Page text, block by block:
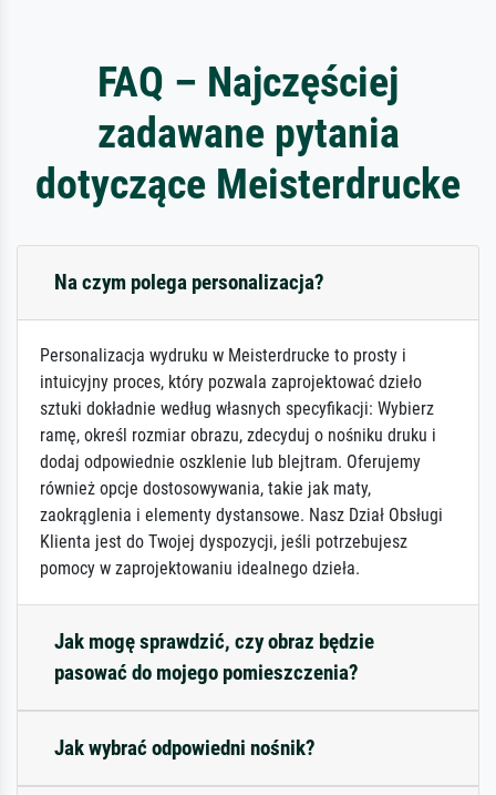
FAQ – Najczęściej
zadawane pytania
dotyczące Meisterdrucke
Na czym polega personalizacja?
Personalizacja wydruku w Meisterdrucke to prosty i
intuicyjny proces, który pozwala zaprojektować dzieło
sztuki dokładnie według własnych specyfikacji: Wybierz
ramę, określ rozmiar obrazu, zdecyduj o nośniku druku i
dodaj odpowiednie oszklenie lub blejtram. Oferujemy
również opcje dostosowywania, takie jak maty,
zaokrąglenia i elementy dystansowe. Nasz Dział Obsługi
Klienta jest do Twojej dyspozycji, jeśli potrzebujesz
pomocy w zaprojektowaniu idealnego dzieła.
Jak mogę sprawdzić, czy obraz będzie
pasować do mojego pomieszczenia?
Jak wybrać odpowiedni nośnik?